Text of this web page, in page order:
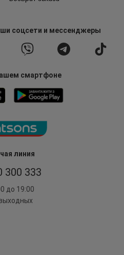
линия
300 333
до 19:00
соцсети и мессенджеры
смартфоне